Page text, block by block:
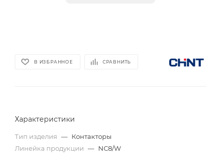
В ИЗБРАННОЕ СРАВНИТЬ
Характеристики
Тип изделия — Контакторы
Линейка продукции — NC8/W